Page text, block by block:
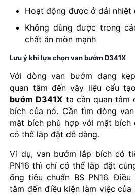
Hoạt động được ở dải nhiệt
Không dùng được trong
chất ăn mòn mạnh
Lưu ý khi lựa chọn van bướm D341X
Với dòng van bướm dạng
quan tâm đến vậy liệu cấu
bướm D341X ta cần quan tâm
bích của nó. Cần tìm dòng
mặt bích phù hợp với mặt
có thể lắp đặt dễ dàng.
Ví dụ, van bướm lắp bích có
PN16 thì chỉ có thể lắp đặt
ống tiêu chuẩn BS PN16.
tâm đến điều kiện làm việc